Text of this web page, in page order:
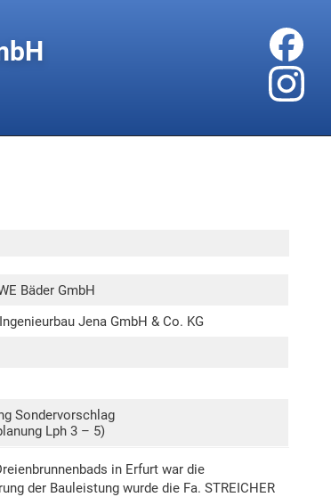
Bäder GmbH
Jena GmbH & Co. KG
Sondervorschlag
Lph 3 – 5)
in Erfurt war die
der Bauleistung wurde die Fa. STREICHER